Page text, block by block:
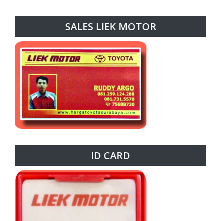
SALES LIEK MOTOR
ID CARD